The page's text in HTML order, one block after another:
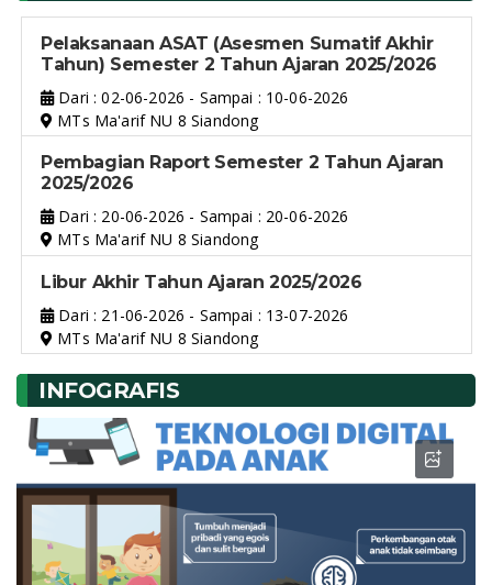
Pelaksanaan ASAT (Asesmen Sumatif Akhir
Tahun) Semester 2 Tahun Ajaran 2025/2026
Dari : 02-06-2026 - Sampai : 10-06-2026
MTs Ma'arif NU 8 Siandong
Pembagian Raport Semester 2 Tahun Ajaran
2025/2026
Dari : 20-06-2026 - Sampai : 20-06-2026
MTs Ma'arif NU 8 Siandong
Libur Akhir Tahun Ajaran 2025/2026
Dari : 21-06-2026 - Sampai : 13-07-2026
MTs Ma'arif NU 8 Siandong
INFOGRAFIS